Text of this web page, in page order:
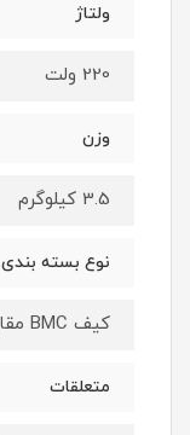
ولتاژ
220 ولت
وزن
3.5 کیلوگرم
نوع بسته ‌بندی
کیف BMC مقاوم در برابر ضربه
متعلقات